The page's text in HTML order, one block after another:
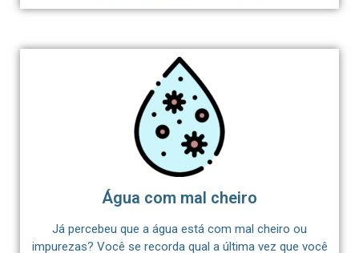
Água com mal cheiro
Já percebeu que a água está com mal cheiro ou
impurezas? Você se recorda qual a última vez que você